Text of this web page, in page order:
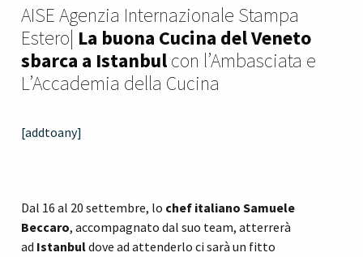
AISE Agenzia Internazionale Stampa
Estero| La buona Cucina del Veneto
sbarca a Istanbulcon l’Ambasciata e
L’Accademia della Cucina
[addtoany]
Dal 16 al 20 settembre, lo chef italiano Samuele
Beccaro, accompagnato dal suo team, atterrerà
ad Istanbuldove ad attenderlo ci sarà un fitto